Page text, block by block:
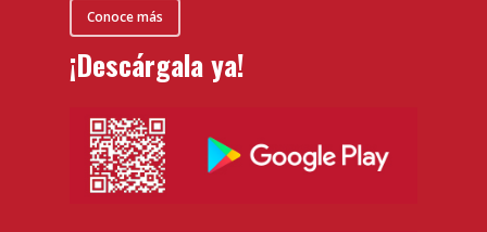
Conoce más
¡Descárgala ya!